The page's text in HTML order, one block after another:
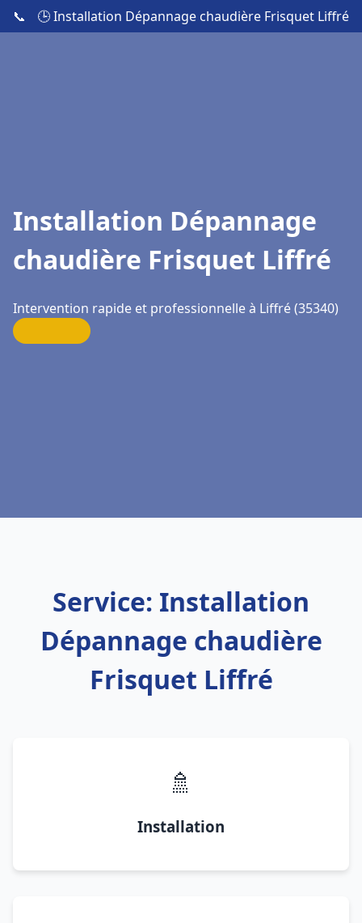
📞 🕒 Installation Dépannage chaudière Frisquet Liffré
Installation Dépannage
chaudière Frisquet Liffré
Intervention rapide et professionnelle à Liffré (35340)
Service: Installation
Dépannage chaudière
Frisquet Liffré
🚿
Installation